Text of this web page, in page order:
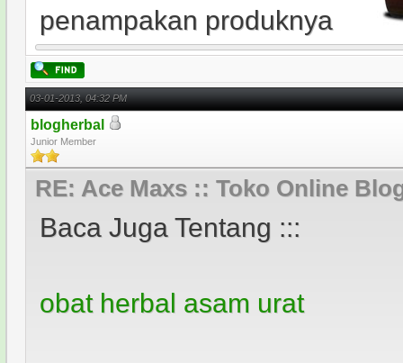
penampakan produknya
03-01-2013, 04:32 PM
blogherbal
Junior Member
RE: Ace Maxs :: Toko Online
Baca Juga Tentang :::
obat herbal asam urat